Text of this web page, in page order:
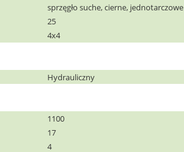
sprzęgło suche, cierne, jednotarczowe
25
4x4
Hydrauliczny
1100
17
4